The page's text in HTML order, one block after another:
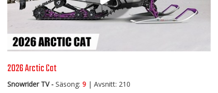
2026 Arctic Cat
Snowrider TV - Säsong: 9 | Avsnitt: 210